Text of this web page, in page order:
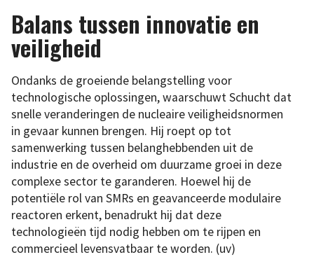
Balans tussen innovatie en
veiligheid
Ondanks de groeiende belangstelling voor
technologische oplossingen, waarschuwt Schucht dat
snelle veranderingen de nucleaire veiligheidsnormen
in gevaar kunnen brengen. Hij roept op tot
samenwerking tussen belanghebbenden uit de
industrie en de overheid om duurzame groei in deze
complexe sector te garanderen. Hoewel hij de
potentiële rol van SMRs en geavanceerde modulaire
reactoren erkent, benadrukt hij dat deze
technologieën tijd nodig hebben om te rijpen en
commercieel levensvatbaar te worden. (uv)